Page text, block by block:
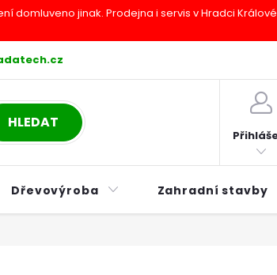
domluveno jinak. Prodejna i servis v Hradci
při nákupu na splátky ESSOX
HLEDAT
Dřevovýroba Zahradní stavby